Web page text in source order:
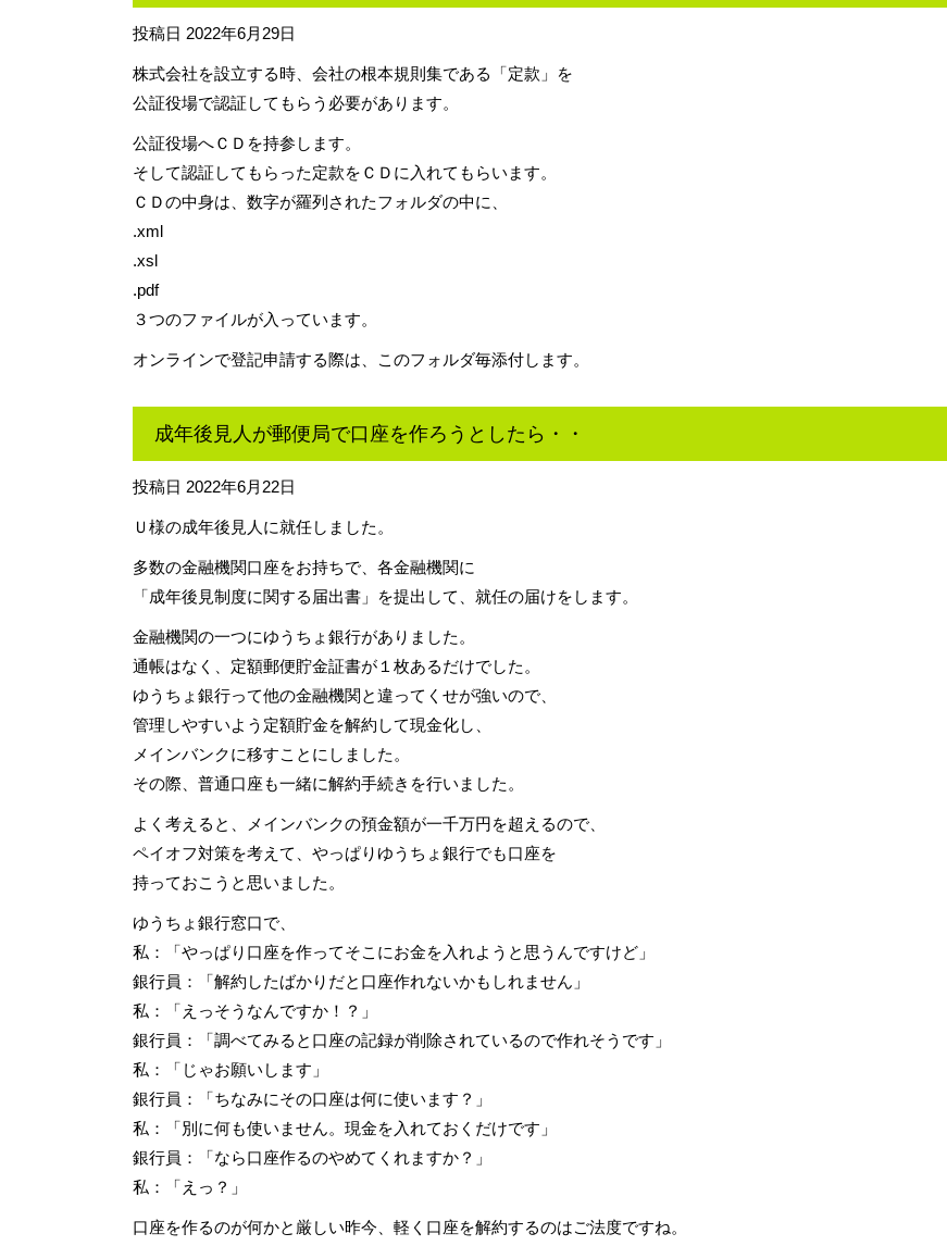
投稿日 2022年6月29日
株式会社を設立する時、会社の根本規則集である「定款」を
公証役場で認証してもらう必要があります。
公証役場へＣＤを持参します。
そして認証してもらった定款をＣＤに入れてもらいます。
ＣＤの中身は、数字が羅列されたフォルダの中に、
.xml
.xsl
.pdf
３つのファイルが入っています。
オンラインで登記申請する際は、このフォルダ毎添付します。
成年後見人が郵便局で口座を作ろうとしたら・・
投稿日 2022年6月22日
Ｕ様の成年後見人に就任しました。
多数の金融機関口座をお持ちで、各金融機関に
「成年後見制度に関する届出書」を提出して、就任の届けをします。
金融機関の一つにゆうちょ銀行がありました。
通帳はなく、定額郵便貯金証書が１枚あるだけでした。
ゆうちょ銀行って他の金融機関と違ってくせが強いので、
管理しやすいよう定額貯金を解約して現金化し、
メインバンクに移すことにしました。
その際、普通口座も一緒に解約手続きを行いました。
よく考えると、メインバンクの預金額が一千万円を超えるので、
ペイオフ対策を考えて、やっぱりゆうちょ銀行でも口座を
持っておこうと思いました。
ゆうちょ銀行窓口で、
私：「やっぱり口座を作ってそこにお金を入れようと思うんですけど」
銀行員：「解約したばかりだと口座作れないかもしれません」
私：「えっそうなんですか！？」
銀行員：「調べてみると口座の記録が削除されているので作れそうです」
私：「じゃお願いします」
銀行員：「ちなみにその口座は何に使います？」
私：「別に何も使いません。現金を入れておくだけです」
銀行員：「なら口座作るのやめてくれますか？」
私：「えっ？」
口座を作るのが何かと厳しい昨今、軽く口座を解約するのはご法度ですね。